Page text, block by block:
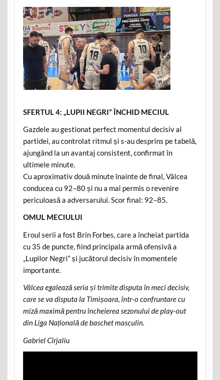
SFERTUL 4: „LUPII NEGRI” ÎNCHID MECIUL
Gazdele au gestionat perfect momentul decisiv al
partidei, au controlat ritmul și s-au desprins pe tabelă,
ajungând la un avantaj consistent, confirmat în
ultimele minute.
Cu aproximativ două minute înainte de final, Vâlcea
conducea cu 92–80 și nu a mai permis o revenire
periculoasă a adversarului. Scor final: 92–85.
OMUL MECIULUI
Eroul serii a fost Brin Forbes, care a încheiat partida
cu 35 de puncte, fiind principala armă ofensivă a
„Lupilor Negri” și jucătorul decisiv în momentele
importante.
Vâlcea egalează seria și trimite disputa în meci decisiv,
care se va disputa la Timișoara, într-o confruntare cu
miză maximă pentru încheierea sezonului de play-out
din Liga Națională de baschet masculin.
Gabriel Cîrjaliu